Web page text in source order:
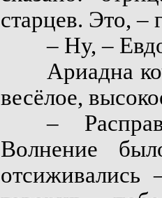
старцев. Это, –
– Ну, –
Ариадна
весёлое,
–
Волнение